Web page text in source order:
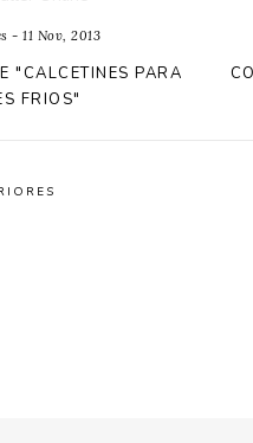
- 11 Nov, 2013
"CALCETINES PARA
FRIOS"